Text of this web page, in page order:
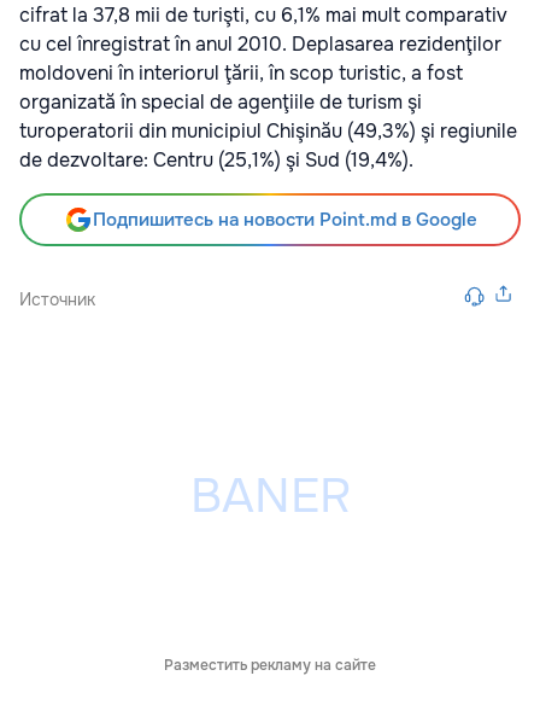
cifrat la 37,8 mii de turişti, cu 6,1% mai mult comparativ
cu cel înregistrat în anul 2010. Deplasarea rezidenţilor
moldoveni în interiorul ţării, în scop turistic, a fost
organizată în special de agenţiile de turism şi
turoperatorii din municipiul Chişinău (49,3%) şi regiunile
de dezvoltare: Centru (25,1%) şi Sud (19,4%).
Подпишитесь на новости Point.md в Google
Источник
Разместить рекламу на сайте